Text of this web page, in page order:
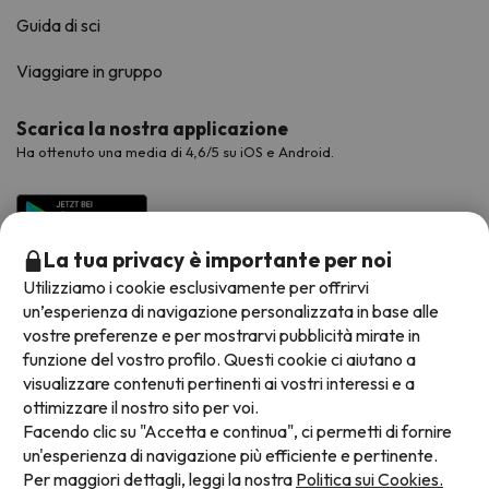
Guida di sci
Viaggiare in gruppo
Scarica la nostra applicazione
Ha ottenuto una media di 4,6/5 su iOS e Android.
Metodi di pagamento disponibili
La tua privacy è importante per noi
Utilizziamo i cookie esclusivamente per offrirvi
un’esperienza di navigazione personalizzata in base alle
vostre preferenze e per mostrarvi pubblicità mirate in
funzione del vostro profilo. Questi cookie ci aiutano a
visualizzare contenuti pertinenti ai vostri interessi e a
ottimizzare il nostro sito per voi.
Facendo clic su "Accetta e continua", ci permetti di fornire
un'esperienza di navigazione più efficiente e pertinente.
Per maggiori dettagli, leggi la nostra Politica sui Cookies.